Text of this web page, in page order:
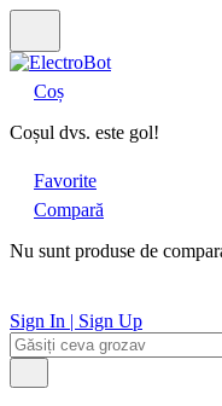
Coș
Coșul dvs. este gol!
Favorite
Compară
Nu sunt produse de
Sign In | Sign Up